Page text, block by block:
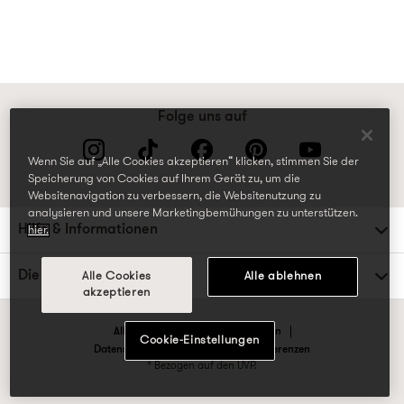
Folge uns auf
Hilfe & Informationen
Die TK Maxx Familie
Allgemeine Geschäftsbedingungen
Datenschutzrichtlinien & Cookie-Präferenzen
* Bezogen auf den UVP.
Wenn Sie auf „Alle Cookies akzeptieren“ klicken, stimmen Sie der
Speicherung von Cookies auf Ihrem Gerät zu, um die
Websitenavigation zu verbessern, die Websitenutzung zu
analysieren und unsere Marketingbemühungen zu unterstützen.
hier.
Alle Cookies
akzeptieren
Alle ablehnen
Cookie-Einstellungen